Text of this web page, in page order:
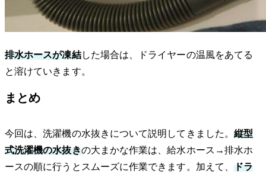
排水ホースが凍結した場合は、ドライヤーの温風をあてる
と溶けていきます。
まとめ
今回は、洗濯機の水抜きについて説明してきました。 縦型
式洗濯機の水抜きの大まかな作業は、給水ホース→排水ホ
ースの順に行うとスムーズに作業できます。加えて、 ドラ